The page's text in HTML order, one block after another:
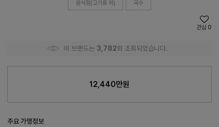
음식점(고기류 외) 국수
관심 0
이 브랜드는 3,782회 조회되었습니다.
12,440만원
주요 가맹정보